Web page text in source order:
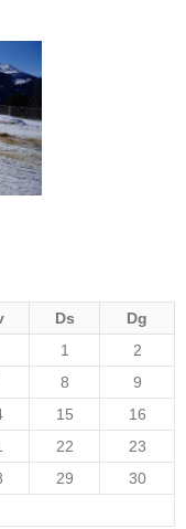
Ds
Dg
1
2
8
9
15
16
22
23
29
30